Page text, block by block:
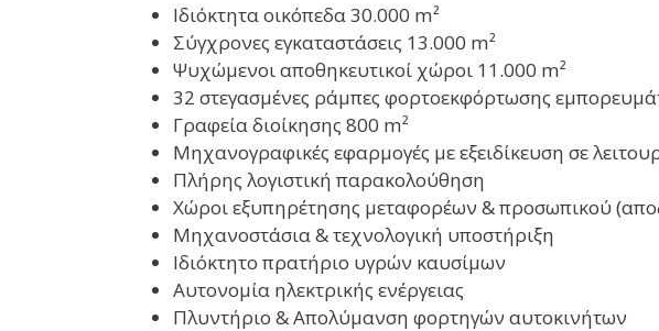
Ιδιόκτητα οικόπεδα 30.000 m²
Σύγχρονες εγκαταστάσεις 13.000 m²
Ψυχώμενοι αποθηκευτικοί χώροι 11.000 m²
32 στεγασμένες ράμπες φορτοεκφόρτωσης
Γραφεία διοίκησης 800 m²
Μηχανογραφικές εφαρμογές με εξειδίκευση σε
Πλήρης λογιστική παρακολούθηση
Χώροι εξυπηρέτησης μεταφορέων & προσωπικού
Μηχανοστάσια & τεχνολογική υποστήριξη
Ιδιόκτητο πρατήριο υγρών καυσίμων
Αυτονομία ηλεκτρικής ενέργειας
Πλυντήριο & Απολύμανση φορτηγών αυτοκινήτων